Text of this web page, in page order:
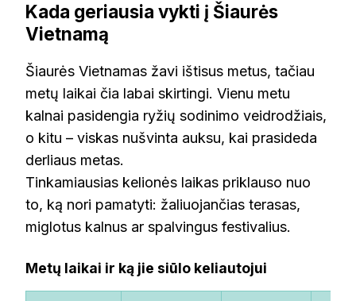
Kada geriausia vykti į Šiaurės
Vietnamą
Šiaurės Vietnamas žavi ištisus metus, tačiau
metų laikai čia labai skirtingi. Vienu metu
kalnai pasidengia ryžių sodinimo veidrodžiais,
o kitu – viskas nušvinta auksu, kai prasideda
derliaus metas.
Tinkamiausias kelionės laikas priklauso nuo
to, ką nori pamatyti: žaliuojančias terasas,
miglotus kalnus ar spalvingus festivalius.
Metų laikai ir ką jie siūlo keliautojui